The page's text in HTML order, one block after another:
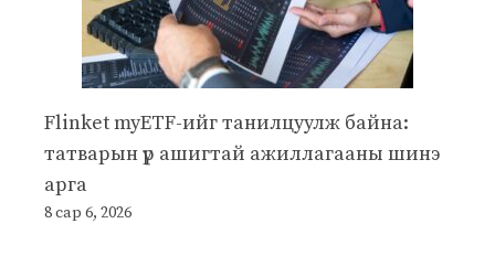
Flinket myETF-ийг танилцуулж байна:
татварын үр ашигтай ажиллагааны шинэ
арга
8 сар 6, 2026